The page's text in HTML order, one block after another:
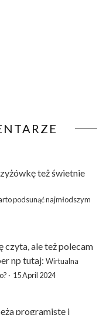
też świetnie
podsunąć najmłodszym
czyta, ale też polecam
np tutaj: Wirtualna
· 15 April 2024
programistę i